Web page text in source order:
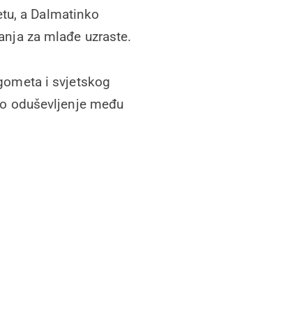
a Dalmatinko
za mlađe uzraste.
i svjetskog
oduševljenje među